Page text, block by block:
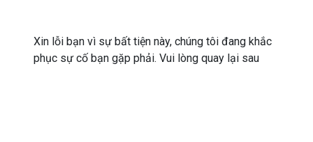
Xin lỗi bạn vì sự bất tiện này, chúng tôi đang khắc
phục sự cố bạn gặp phải. Vui lòng quay lại sau